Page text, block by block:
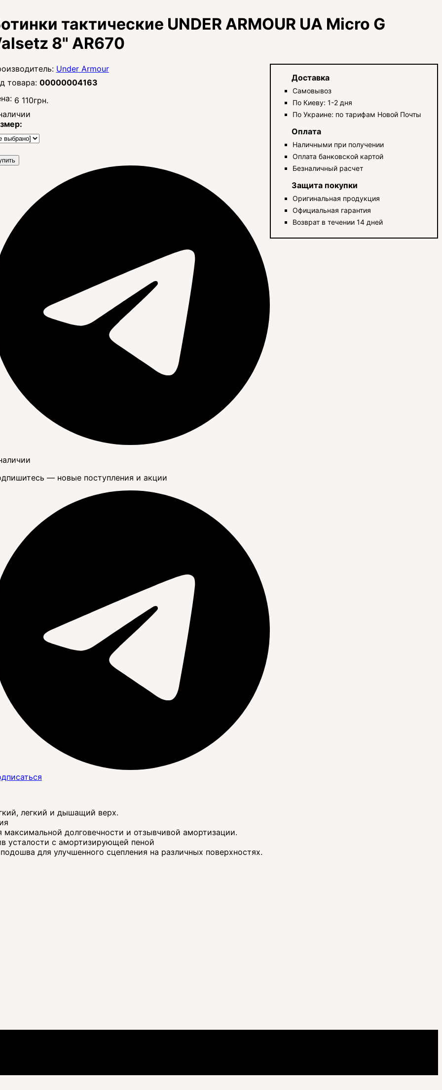
тактические UNDER ARMOUR UA Micro G
8" AR670
Under Armour
00000004163
6 110грн.
— новые поступления и акции
Доставка
Самовывоз
По Киеву: 1-2 дня
По Украине: по тарифам Новой Почты
Оплата
Наличными при получении
Оплата банковской картой
Безналичный расчет
Защита покупки
Оригинальная продукция
Официальная гарантия
Возврат в течении 14 дней
легкий и дышащий верх.
долговечности и отзывчивой амортизации.
усталости с амортизирующей пеной
для улучшенного сцепления на различных поверхностях.